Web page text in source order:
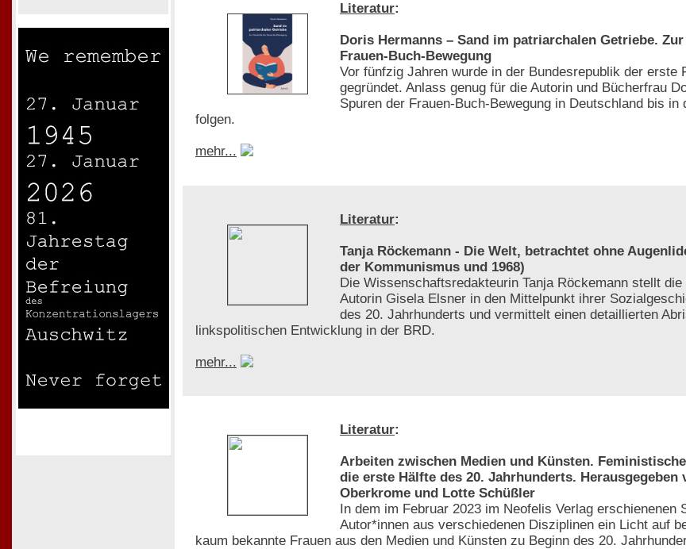
Literatur:
Doris Hermanns – Sand im patriarchalen Getriebe.
Frauen-Buch-Bewegung
Vor fünfzig Jahren wurde in der Bundesrepublik der erste
gegründet. Anlass genug für die Autorin und Bücherfrau
Spuren der Frauen-Buch-Bewegung in Deutschland bis in
folgen.
mehr...
Literatur:
Tanja Röckemann - Die Welt, betrachtet ohne
der Kommunismus und 1968)
Die Wissenschaftsredakteurin Tanja Röckemann stellt
Autorin Gisela Elsner in den Mittelpunkt ihrer
des 20. Jahrhunderts und vermittelt einen detaillierten
linkspolitischen Entwicklung in der BRD.
mehr...
Literatur:
Arbeiten zwischen Medien und Künsten.
die erste Hälfte des 20. Jahrhunderts. Herausgegeben
Oberkrome und Lotte Schüßler
In dem im Februar 2023 im Neofelis Verlag erschienenen
Autor*innen aus verschiedenen Disziplinen ein Licht auf
kaum bekannte Frauen aus den Medien und Künsten zu Beginn des 20.